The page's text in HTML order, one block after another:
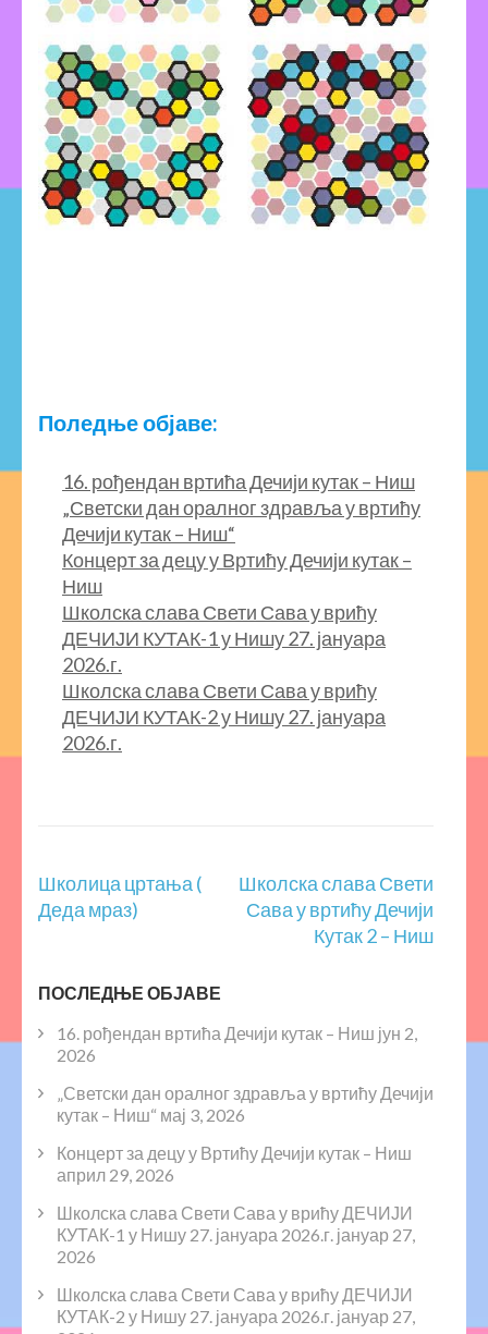
Поледње објаве:
16. рођендан вртића Дечији кутак – Ниш
„Светски дан оралног здравља у вртићу
Дечији кутак – Ниш“
Концерт за децу у Вртићу Дечији кутак –
Ниш
Школска слава Свети Сава у врићу
ДЕЧИЈИ КУТАК-1 у Нишу 27. јануара
2026.г.
Школска слава Свети Сава у врићу
ДЕЧИЈИ КУТАК-2 у Нишу 27. јануара
2026.г.
Кретање
чланка
Школица цртања (
Деда мраз)
Школска слава Свети
Сава у вртићу Дечији
Кутак 2 – Ниш
ПОСЛЕДЊЕ ОБЈАВЕ
16. рођендан вртића Дечији кутак – Ниш јун 2,
2026
„Светски дан оралног здравља у вртићу Дечији
кутак – Ниш“ мај 3, 2026
Концерт за децу у Вртићу Дечији кутак – Ниш
април 29, 2026
Школска слава Свети Сава у врићу ДЕЧИЈИ
КУТАК-1 у Нишу 27. јануара 2026.г. јануар 27,
2026
Школска слава Свети Сава у врићу ДЕЧИЈИ
КУТАК-2 у Нишу 27. јануара 2026.г. јануар 27,